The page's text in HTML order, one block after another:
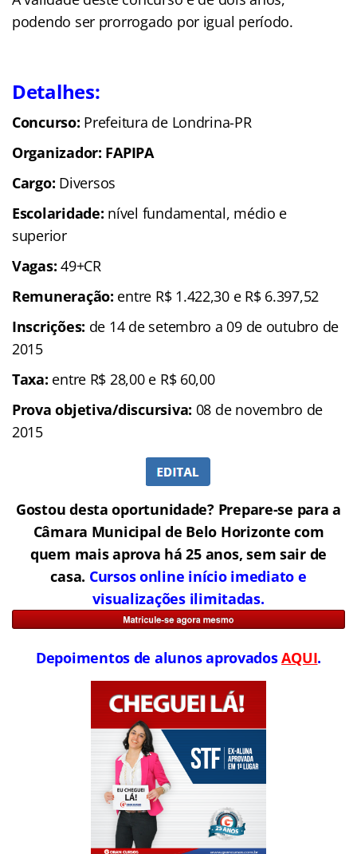
podendo ser prorrogado por igual período.
Detalhes:
Concurso: Prefeitura de Londrina-PR
Organizador: FAPIPA
Cargo: Diversos
Escolaridade: nível fundamental, médio e
superior
Vagas: 49+CR
Remuneração: entre R$ 1.422,30 e R$ 6.397,52
Inscrições: de 14 de setembro a 09 de outubro de
2015
Taxa: entre R$ 28,00 e R$ 60,00
Prova objetiva/discursiva: 08 de novembro de
2015
Gostou desta oportunidade? Prepare-se para a
Câmara Municipal de Belo Horizonte com
quem mais aprova há 25 anos, sem sair de
casa. Cursos online início imediato e
visualizações ilimitadas.
Depoimentos de alunos aprovadosAQUI.